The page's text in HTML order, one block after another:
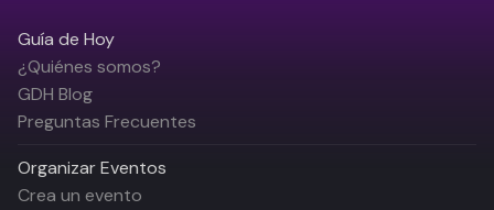
Guía de Hoy
¿Quiénes somos?
GDH Blog
Preguntas Frecuentes
Organizar Eventos
Crea un evento